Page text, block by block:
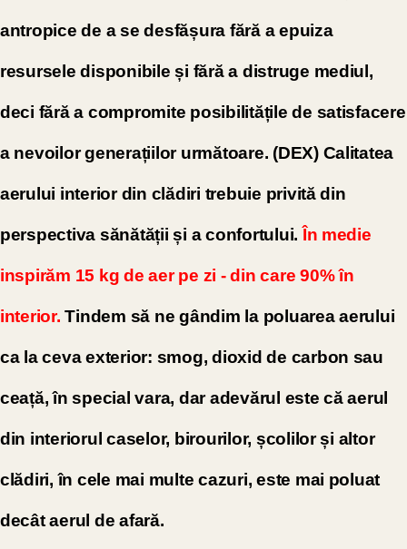
antropice de a se desfășura fără a epuiza
resursele disponibile și fără a distruge mediul,
deci fără a compromite posibilitățile de satisfacere
a nevoilor generațiilor următoare. (DEX) Calitatea
aerului interior din clădiri trebuie privită din
perspectiva sănătății și a confortului. În medie
inspirăm 15 kg de aer pe zi - din care 90% în
interior. Tindem să ne gândim la poluarea aerului
ca la ceva exterior: smog, dioxid de carbon sau
ceață, în special vara, dar adevărul este că aerul
din interiorul caselor, birourilor, școlilor și altor
clădiri, în cele mai multe cazuri, este mai poluat
decât aerul de afară.